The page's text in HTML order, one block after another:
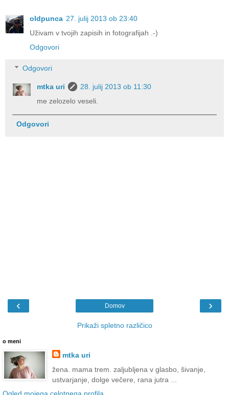
oldpunca 27. julij 2013 ob 23:40
Uživam v tvojih zapisih in fotografijah .-)
Odgovori
Odgovori
mtka uri
28. julij 2013 ob 11:30
me zelozelo veseli.
Odgovori
‹ ›
Domov
Prikaži spletno različico
o meni
mtka uri
žena. mama trem. zaljubljena v glasbo, šivanje,
ustvarjanje, dolge večere, rana jutra ...
Ogled mojega celotnega profila